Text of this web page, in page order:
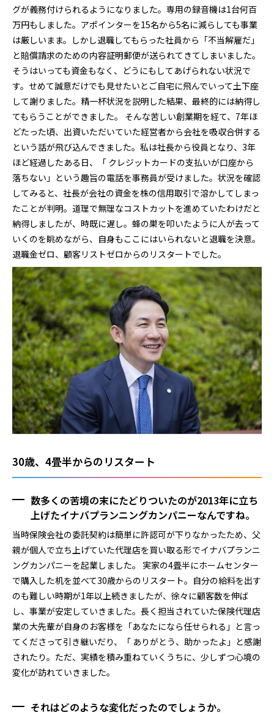
グが義務付けられるようになりました。専用の録音機は1台何百
万円もしました。アポインターを15名から5名に減らしても事業
は厳しいまま。しかし退職してもらった社員から「不当解雇だ」
と賠償請求のための内容証明郵便が送られてきてしまいました。
そうはいっても資金もなく、どうにもしてあげられない状況で
す。せめて誠意だけでも見せたいとご自宅に飛んでいって土下座
して謝りました。精一杯状況を説明した結果、最終的には納得し
てもらうことができました。 そんな苦しい創業期を経て、7年ほ
どたった頃、出資いただいていた経営者から会社を吸収合併する
という話が飛び込んできました。私は社長から役員となり、3年
ほど経過したある日、「 クレジットカードの支払いが口座から
落ちない」という趣旨の電話を事務員が受けました。状況を確認
してみると、社長が会社の資金を株の信用取引で溶かしてしまっ
たことが判明。道理で無理なコストカットを進めていたわけだと
納得しましたが、時既に遅し。蜂の巣を叩いたように人が去って
いくのを眺めながら、自身もここにはいられないと退職を決意。
退職金ゼロ、顧客リストゼロからのリスタートでした。
30歳、4畳半からのリスタート
数多くの苦境の末にたどりついたのが2013年に立ち
上げたイナバプランニングカンパニーなんですね。
当時保険会社の委託契約は簡単に許認可が下りなかったため、父
親が個人で立ち上げていた代理店を買い取る形でイナバプランニ
ングカンパニーを起業しました。 実家の4畳半にホームセンター
で購入した机を並べて30歳からのリスタート。自分の給料を出す
のも難しい時期が1年以上続きましたが、徐々に顧客数を伸ば
し、事業が安定していきました。長く担当されていた保険代理店
業の大先輩が自身のお客様を「あなたになら任せられる」と言っ
てくださって引き継いだり、「 ありがとう、助かったよ」と感謝
されたり。ただ、実績を積み重ねていくうちに、少しずつ心境の
変化が訪れていきました。
それはどのような変化だったのでしょうか。